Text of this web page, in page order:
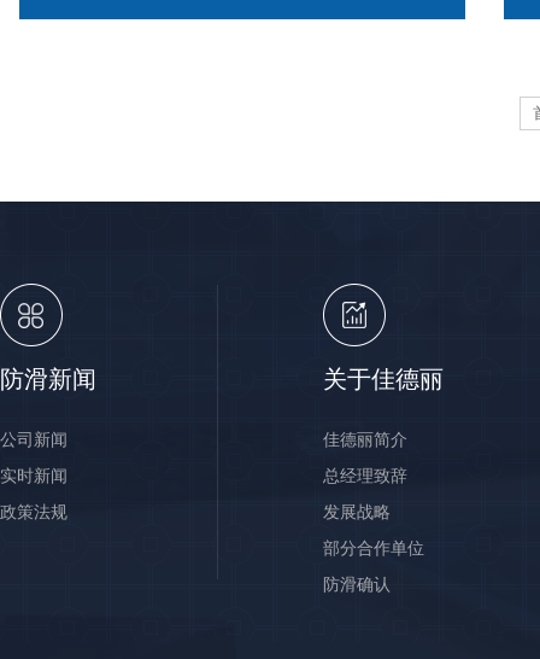
防滑新闻
公司新闻
实时新闻
政策法规
关于佳德丽
佳德丽简介
总经理致辞
发展战略
部分合作单位
防滑确认